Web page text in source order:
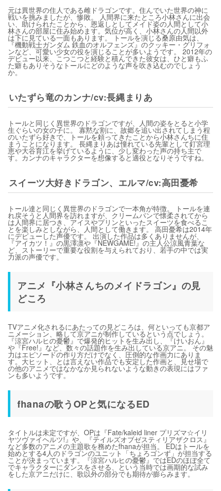
元は異世界の住人である雌ドラゴンです。住んでいた世界の神に
戦いを挑みましたが、惨敗。 人間界に来たところ小林さんに出会
い、助けられたことから、恩返しとしてメイド姿の人間として小
林さんの部屋に住み始めます。気位が高く、小林さんの人間以外
は下に見ている一面もあります。 トールを演じる桑原由気は、
『機動戦士ガンダム 鉄血のオルフェンズ』のクッキー・グリフォ
ンなど、可愛い少女の役を演じることが多いようです。 2012年の
デビュー以来、こつこつと経験と積んできた彼女は、ひと癖もふ
た癖もありそうなトールにどのような声を吹き込むのでしょう
か。
いたずら竜のカンナ/cv:長縄まりあ
トールと同じく異世界のドラゴンですが、人間の姿をとると小学
生ぐらいの女の子に。 寡黙な割に、故郷を追い出されてしまう程
のいたずら好きで、トールを頼ってきたことから小林さんちに住
まうことになります。 長縄まりあは憧れている先輩として釘宮理
恵や大谷育江を挙げているように、少し変わった声の持ち主で
す。カンナのキャラクターを想像すると適役となりそうですね。
スイーツ大好きドラゴン、エルマ/cv:高田憂希
トール達と同じく異世界のドラゴンで一本角が特徴。 トールを連
れ戻そうと人間界を訪れますが、クリームパンで懐柔されてから
は人間界に居つき、アイスやプリンといったスイーツを食べるこ
とを楽しみとしながら、人間として働きます。 高田憂希は2014年
にデビューした声優です。 出演した作品は多くありませんが、
『アイカツ！』の黒澤凛や『NEWGAME!』の主人公涼風青葉な
ど、ストーリーで重要な役割を与えられており、若手の中では実
力派の声優です。
アニメ『小林さんちのメイドラゴン』の見
どころ
TVアニメ化されるにあたっての見どころは、何といっても京都ア
ニメーション、略して京アニが制作しているという点でしょう。
『涼宮ハルヒの憂鬱』で爆発的ヒットを生み出し、『けいおん』
や『Free!』など、数々の話題作を生み出している京アニ。 その魅
力はエピソードの作り方だけでなく、圧倒的な作画力にありま
す。大ヒット、とは言えない作品でも安定した作画と、見せ場で
の他のアニメではなかなか見られないような動きの表現にはファ
ンも多いようです。
fhanaの歌うOPと気になるED
タイトルは未定ですが、OPは『Fate/kaleid liner プリズマ☆イリ
ヤツヴァイヘルツ!』や、『テイルズオブゼスティリアザクロス』
など多数のアニメの主題歌を務めたfhanaが担当。 EDはトールを
始めとする4人のドラゴンのユニット「ちょろゴンず」が担当する
ことが決まっています。『涼宮ハルヒの憂鬱』ではEDのほぼ全て
でキャラクターにダンスをさせる、という当時では画期的な試み
をした京アニだけに、歌以外の部分でも期待が膨らみます。